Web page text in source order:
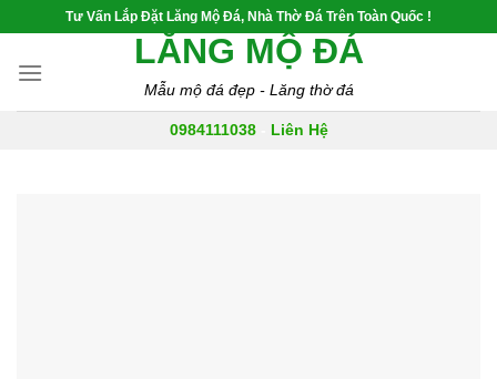
content
Tư Vấn Lắp Đặt Lăng Mộ Đá, Nhà Thờ Đá Trên Toàn Quốc !
LĂNG MỘ ĐÁ
Mẫu mộ đá đẹp - Lăng thờ đá
0984111038- Liên Hệ